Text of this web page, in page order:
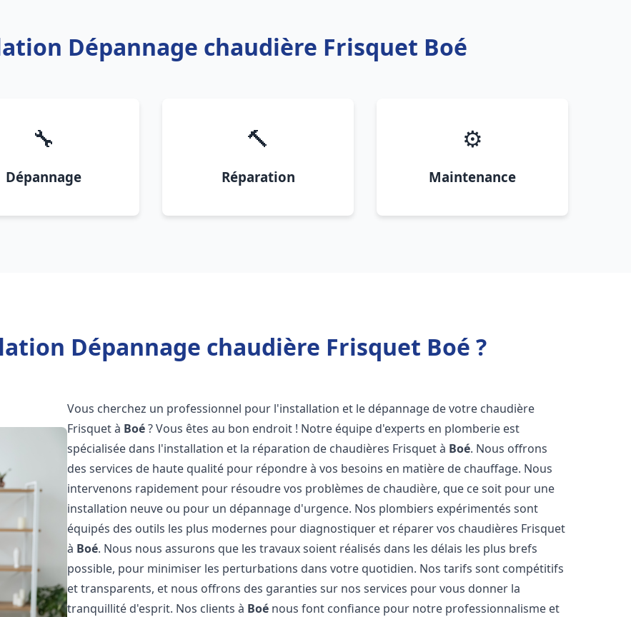
Dépannage chaudière Frisquet Boé
🔧
Dépannage
🔨
Réparation
⚙️
Maintenance
Dépannage chaudière Frisquet Boé ?
Vous cherchez un professionnel pour l'installation et le dépannage de votre chaudière
Frisquet à Boé? Vous êtes au bon endroit ! Notre équipe d'experts en plomberie est
spécialisée dans l'installation et la réparation de chaudières Frisquet à Boé. Nous offrons
des services de haute qualité pour répondre à vos besoins en matière de chauffage. Nous
intervenons rapidement pour résoudre vos problèmes de chaudière, que ce soit pour une
installation neuve ou pour un dépannage d'urgence. Nos plombiers expérimentés sont
équipés des outils les plus modernes pour diagnostiquer et réparer vos chaudières Frisquet
à Boé. Nous nous assurons que les travaux soient réalisés dans les délais les plus brefs
possible, pour minimiser les perturbations dans votre quotidien. Nos tarifs sont compétitifs
et transparents, et nous offrons des garanties sur nos services pour vous donner la
tranquillité d'esprit. Nos clients à Boé nous font confiance pour notre professionnalisme et